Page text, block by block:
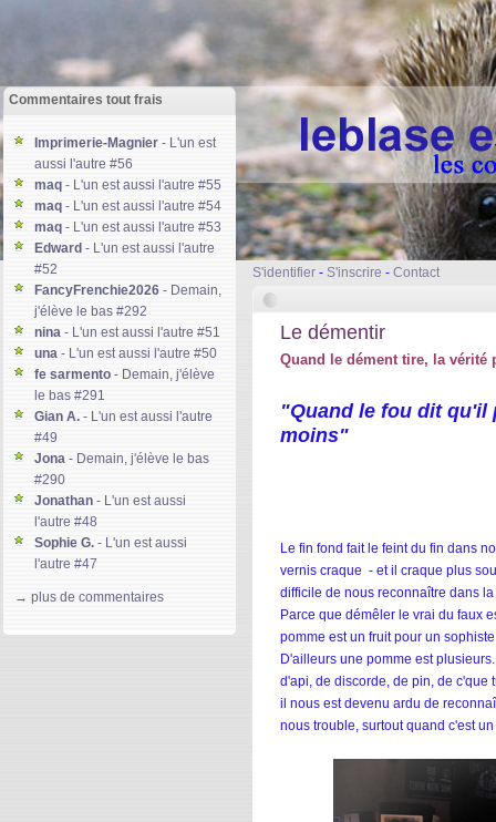
S'identifier - S'inscrire - Contact
Commentaires tout frais
Imprimerie-Magnier - L'un est
aussi l'autre #56
maq - L'un est aussi l'autre #55
maq - L'un est aussi l'autre #54
maq - L'un est aussi l'autre #53
Edward - L'un est aussi l'autre
#52
FancyFrenchie2026 - Demain,
j'élève le bas #292
nina - L'un est aussi l'autre #51
una - L'un est aussi l'autre #50
fe sarmento - Demain, j'élève
le bas #291
Gian A. - L'un est aussi l'autre
#49
Jona - Demain, j'élève le bas
#290
Jonathan - L'un est aussi
l'autre #48
Sophie G. - L'un est aussi
l'autre #47
#46
→ plus de commentaires
Le démentir
Quand le dément tire, la vérité
"Quand le fou dit qu'il
moins"
Le fin fond fait le feint du fin dans
vernis craque - et il craque plus
difficile de nous reconnaître dans
Parce que démêler le vrai du faux
pomme est un fruit pour un
D'ailleurs une pomme est
d'api, de discorde, de pin, de c'que
il nous est devenu ardu de
nous trouble, surtout quand c'est